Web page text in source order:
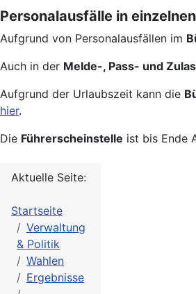
Personalausfälle in
Aufgrund von Personalausfällen im
Auch in der Melde-, Pass- und
Aufgrund der Urlaubszeit kann die
hier.
Die Führerscheinstelle ist bis Ende
Aktuelle Seite:
Startseite
Verwaltung
& Politik
Wahlen
Ergebnisse